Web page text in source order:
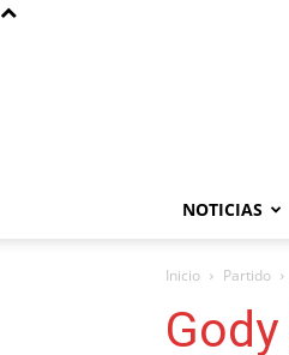
NOTICIAS
Inicio Partido